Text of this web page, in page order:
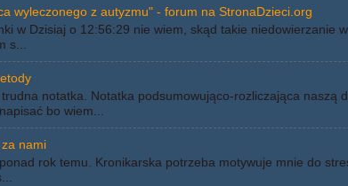
wyleczonego z autyzmu" - forum na StronaDzieci.org
w Dzisiaj o 12:56:29 nie wiem, skąd takie niedowierzanie
s...
notatka. Notatka podsumowująco-rozliczająca naszą
bo wiem...
nami
rok temu. Kronikarska potrzeba motywuje mnie do